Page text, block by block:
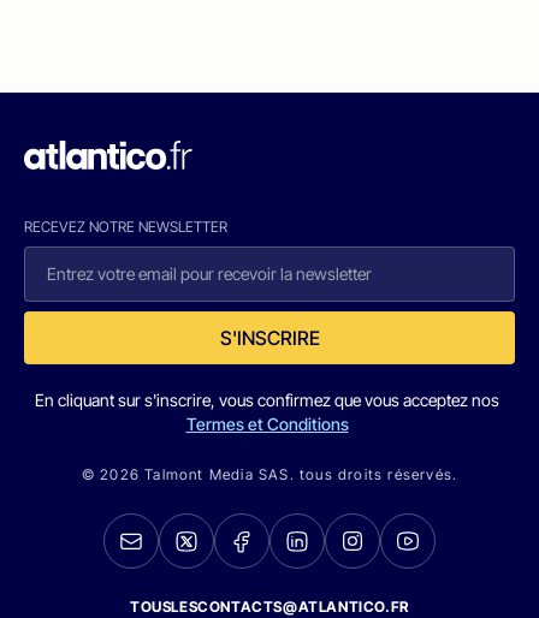
RECEVEZ NOTRE NEWSLETTER
S'INSCRIRE
En cliquant sur s'inscrire, vous confirmez que vous acceptez nos
Termes et Conditions
© 2026 Talmont Media SAS. tous droits réservés.
TOUSLESCONTACTS@ATLANTICO.FR